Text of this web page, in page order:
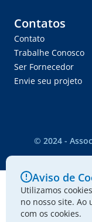
Contatos
Contato
Trabalhe Conosco
Ser Fornecedor
Envie seu projeto
© 2024 -
Aviso de
Utilizamos
no nosso site. Ao
com os cookies.